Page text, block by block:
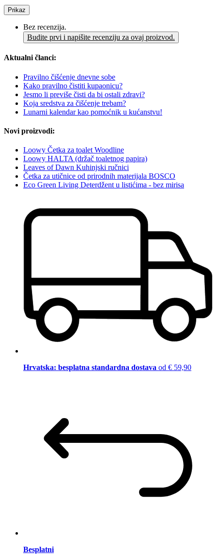
Prikaz
Bez recenzija.
Budite prvi i napišite recenziju za ovaj proizvod.
Aktualni članci:
Pravilno čišćenje dnevne sobe
Kako pravilno čistiti kupaonicu?
Jesmo li previše čisti da bi ostali zdravi?
Koja sredstva za čišćenje trebam?
Lunarni kalendar kao pomoćnik u kućanstvu!
Novi proizvodi:
Loowy Četka za toalet Woodline
Loowy HALTA (držač toaletnog papira)
Leaves of Dawn Kuhinjski ručnici
Četka za utičnice od prirodnih materijala BOSCO
Eco Green Living Deterdžent u listićima - bez mirisa
Hrvatska: besplatna standardna dostava od € 59,90
Besplatni